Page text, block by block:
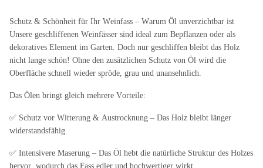
Schutz & Schönheit für Ihr Weinfass – Warum Öl unverzichtbar ist
Unsere geschliffenen Weinfässer sind ideal zum Bepflanzen oder als
dekoratives Element im Garten. Doch nur geschliffen bleibt das Holz
nicht lange schön! Ohne den zusätzlichen Schutz von Öl wird die
Oberfläche schnell wieder spröde, grau und unansehnlich.
Das Ölen bringt gleich mehrere Vorteile:
✅ Schutz vor Witterung & Austrocknung – Das Holz bleibt länger
widerstandsfähig.
✅ Intensivere Maserung – Das Öl hebt die natürliche Struktur des Holzes
hervor, wodurch das Fass edler und hochwertiger wirkt.